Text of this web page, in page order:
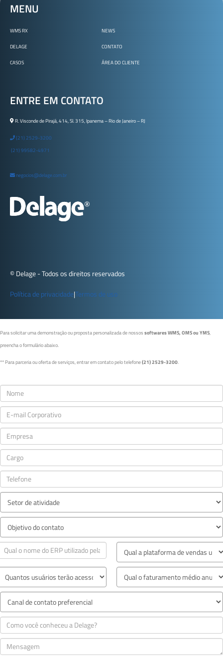
MENU
WMS RX
DELAGE
CASOS
NEWS
CONTATO
ÁREA DO CLIENTE
ENTRE EM CONTATO
R. Visconde de Pirajá, 414, Sl. 315, Ipanema – Rio de Janeiro – RJ
(21) 2529-3200
(21) 99582-4971
negocios@delage.com.br
© Delage - Todos os direitos reservados
Política de privacidade|Termos de uso
Para solicitar uma demonstração ou proposta personalizada de nossossoftwares WMS, OMS ou YMS,
preencha o formulário abaixo.
** Para parceria ou oferta de serviços, entrar em contato pelo telefone(21) 2529-3200.